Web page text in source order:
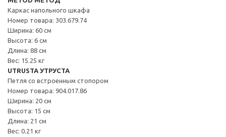
Каркас напольного шкафа
Номер товара: 303.679.74
Ширина: 60 см
Высота: 6 см
Длина: 88 см
Вес: 15.25 кг
UTRUSTA УТРУСТА
Петля со встроенным стопором
Номер товара: 904.017.86
Ширина: 20 см
Высота: 15 см
Длина: 21 см
Вес: 0.21 кг